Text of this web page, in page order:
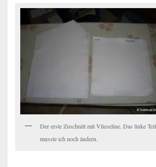
Der erste Zuschnitt mit Vlieseline. Das linke Teil
musste ich noch ändern.